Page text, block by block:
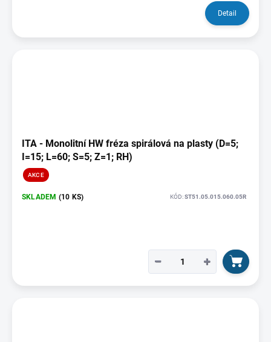
Detail
ITA - Monolitní HW fréza spirálová na plasty (D=5;
I=15; L=60; S=5; Z=1; RH)
AKCE
SKLADEM (10 KS) KÓD:ST51.05.015.060.05R
+
−